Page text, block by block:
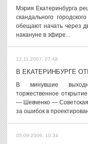
Мэрия Екатеринбурга
скандального
обещают начать через
накануне в эфире...
12.11.2007, 07:48
В ЕКАТЕРИНБУРГЕ
В минувшие
торжественное
— Шевченко —
за ошибок в
05.09.2006, 10:34